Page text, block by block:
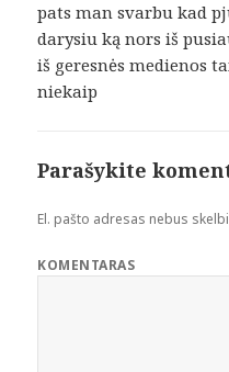
pats man svarbu kad
darysiu ką nors iš
iš geresnės medienos
niekaip
Parašykite
El. pašto adresas nebus
KOMENTARAS